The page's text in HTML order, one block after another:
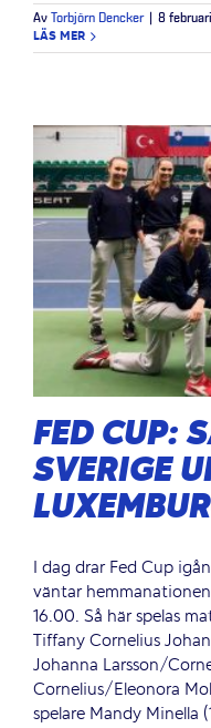
Av Torbjörn Dencker 8
LÄS MER
FED CUP:
SVERIGE
I dag drar Fed Cup
väntar
16.00. Så här spelas
Tiffany Cornelius
Johanna Larsson/
Cornelius/Eleonora
spelare Mandy Minella